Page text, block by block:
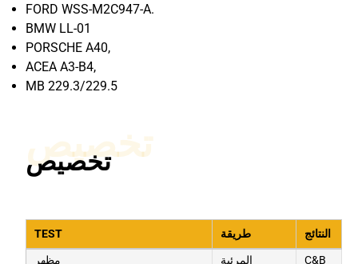
FORD WSS-M2C947-A.
BMW LL-01
PORSCHE A40,
ACEA A3-B4,
MB 229.3/229.5
تخصيص
تخصيص
TEST طريقة النتائج
مظهر المرئية C&B